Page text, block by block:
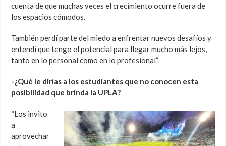
cuenta de que muchas veces el crecimiento ocurre fuera de
los espacios cómodos.
También perdí parte del miedo a enfrentar nuevos desafíos y
entendí que tengo el potencial para llegar mucho más lejos,
tanto en lo personal como en lo profesional”.
-¿Qué le dirías a los estudiantes que no conocen esta
posibilidad que brinda la UPLA?
“Los invito
a
aprovechar